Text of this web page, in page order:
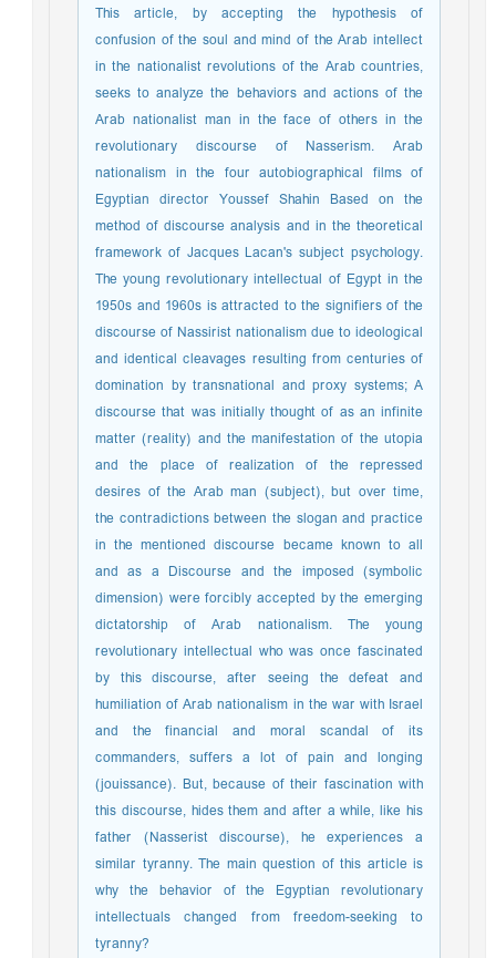
This article, by accepting the hypothesis of
confusion of the soul and mind of the Arab intellect
in the nationalist revolutions of the Arab countries,
seeks to analyze the behaviors and actions of the
Arab nationalist man in the face of others in the
revolutionary discourse of Nasserism. Arab
nationalism in the four autobiographical films of
Egyptian director Youssef Shahin Based on the
method of discourse analysis and in the theoretical
framework of Jacques Lacan's subject psychology.
The young revolutionary intellectual of Egypt in the
1950s and 1960s is attracted to the signifiers of the
discourse of Nassirist nationalism due to ideological
and identical cleavages resulting from centuries of
domination by transnational and proxy systems; A
discourse that was initially thought of as an infinite
matter (reality) and the manifestation of the utopia
and the place of realization of the repressed
desires of the Arab man (subject), but over time,
the contradictions between the slogan and practice
in the mentioned discourse became known to all
and as a Discourse and the imposed (symbolic
dimension) were forcibly accepted by the emerging
dictatorship of Arab nationalism. The young
revolutionary intellectual who was once fascinated
by this discourse, after seeing the defeat and
humiliation of Arab nationalism in the war with Israel
and the financial and moral scandal of its
commanders, suffers a lot of pain and longing
(jouissance). But, because of their fascination with
this discourse, hides them and after a while, like his
father (Nasserist discourse), he experiences a
similar tyranny. The main question of this article is
why the behavior of the Egyptian revolutionary
intellectuals changed from freedom-seeking to
tyranny?